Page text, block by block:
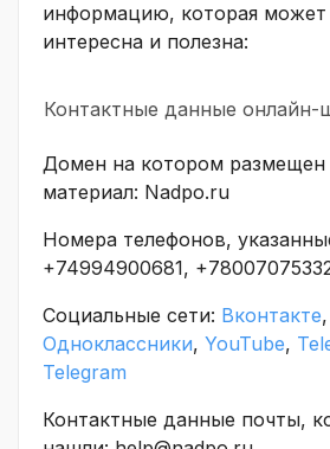
информацию, которая
интересна и полезна:
Контактные данные онлайн-
Домен на котором размещен
материал: Nadpo.ru
Номера телефонов,
+74994900681,
Социальные сети: Вконтакте,
Одноклассники, YouTube,
Telegram
Контактные данные почты,